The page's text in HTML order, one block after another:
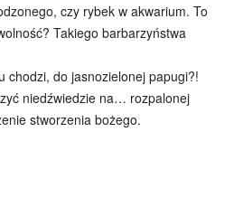
czy rybek w akwarium. To
Takiego barbarzyństwa
chodzi, do jasnozielonej papugi?!
niedźwiedzie na… rozpalonej
stworzenia bożego.